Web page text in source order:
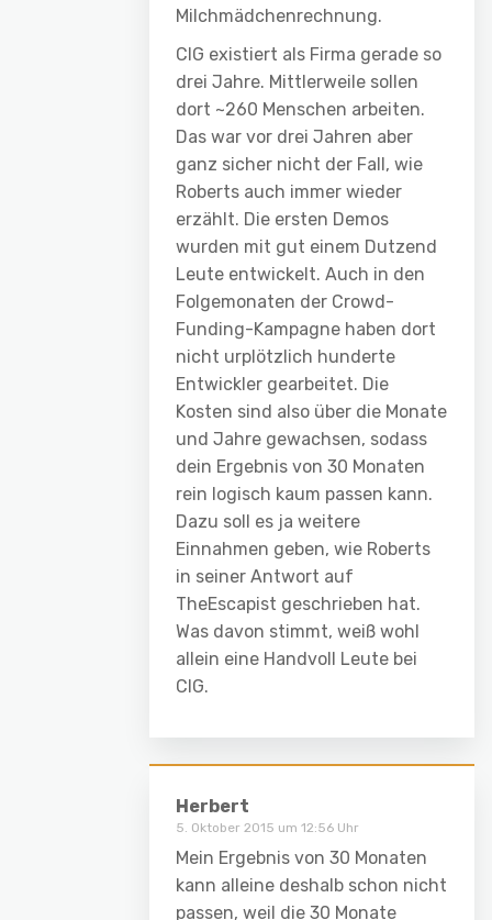
Milchmädchenrechnung.
CIG existiert als Firma gerade so
drei Jahre. Mittlerweile sollen
dort ~260 Menschen arbeiten.
Das war vor drei Jahren aber
ganz sicher nicht der Fall, wie
Roberts auch immer wieder
erzählt. Die ersten Demos
wurden mit gut einem Dutzend
Leute entwickelt. Auch in den
Folgemonaten der Crowd-
Funding-Kampagne haben dort
nicht urplötzlich hunderte
Entwickler gearbeitet. Die
Kosten sind also über die Monate
und Jahre gewachsen, sodass
dein Ergebnis von 30 Monaten
rein logisch kaum passen kann.
Dazu soll es ja weitere
Einnahmen geben, wie Roberts
in seiner Antwort auf
TheEscapist geschrieben hat.
Was davon stimmt, weiß wohl
allein eine Handvoll Leute bei
CIG.
Herbert
5. Oktober 2015 um 12:56 Uhr
Mein Ergebnis von 30 Monaten
kann alleine deshalb schon nicht
passen, weil die 30 Monate